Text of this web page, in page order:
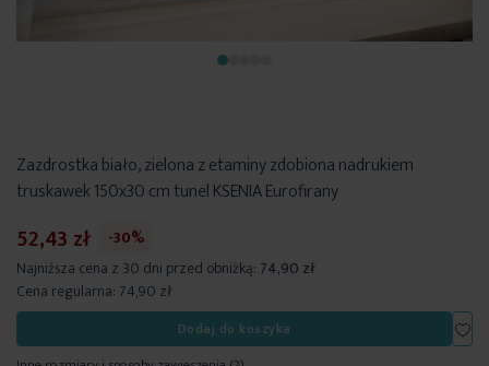
Zazdrostka biało, zielona z etaminy zdobiona nadrukiem
truskawek 150x30 cm tunel KSENIA Eurofirany
52,43 zł
-30%
Najniższa cena z 30 dni przed obniżką: 74,90 zł
Cena regularna: 74,90 zł
Dodaj do koszyka